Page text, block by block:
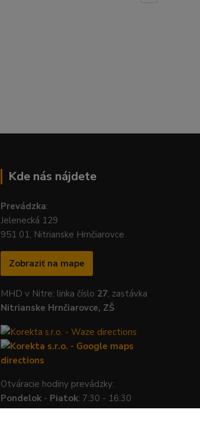
Kde nás nájdete
Prevádzka:
Jelenecká 129
951 01, Nitrianske Hrnčiarovce
Zobraziť na mape
MHD v Nitre: linka číslo 27, zastávka
Nitrianske Hrnčiarovce, ZŠ
Otváracie hodiny prevádzky:
Pondelok - Piatok: 7:30 - 16:30